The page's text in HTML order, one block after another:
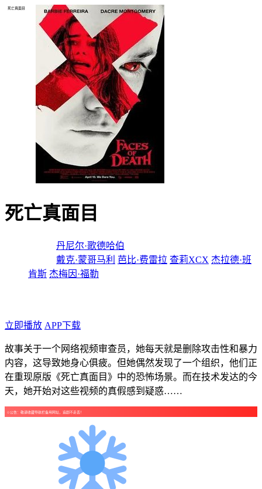
死亡真面目
死亡真面目
丹尼尔·歌德哈伯
戴克·蒙哥马利 芭比·费雷拉 查莉XCX 杰拉德·班
肯斯 杰梅因·福勒
立即播放 APP下载
故事关于一个网络视频审查员，她每天就是删除攻击性和暴力
内容，这导致她身心俱疲。但她偶然发现了一个组织，他们正
在重现原版《死亡真面目》中的恐怖场景。而在技术发达的今
天，她开始对这些视频的真假感到疑惑……
☺公告：敬请收藏导航栏备用网址，追剧不走丢！